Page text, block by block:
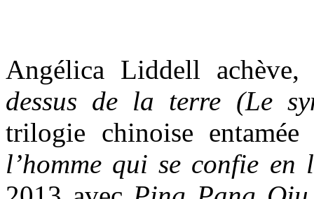
Angélica Liddell
dessus de la terre (Le
trilogie chinoise
l’homme qui se confie en